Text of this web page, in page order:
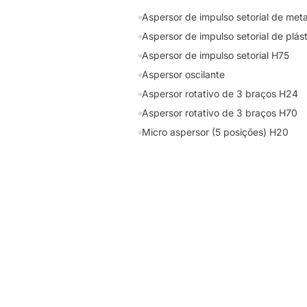
Aspersor de impulso setorial de
Aspersor de impulso setorial de
Aspersor de impulso setorial H75
Aspersor oscilante
Aspersor rotativo de 3 braços H24
Aspersor rotativo de 3 braços H70
Micro aspersor (5 posições) H20